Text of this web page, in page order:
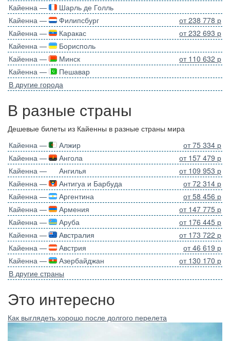
Кайенна —
Шарль де Голль
Кайенна —
Филипсбург
от 238 778 р
Кайенна —
Каракас
от 232 693 р
Кайенна —
Борисполь
Кайенна —
Минск
от 110 632 р
Кайенна —
Пешавар
В другие города
В разные страны
Дешевые билеты из Кайенны в разные страны мира
Кайенна —
Алжир
от 75 334 р
Кайенна —
Ангола
от 157 479 р
Кайенна —
Ангилья
от 109 953 р
Кайенна —
Антигуа и Барбуда
от 72 314 р
Кайенна —
Аргентина
от 58 456 р
Кайенна —
Армения
от 147 775 р
Кайенна —
Аруба
от 176 445 р
Кайенна —
Австралия
от 173 722 р
Кайенна —
Австрия
от 46 619 р
Кайенна —
Азербайджан
от 130 170 р
В другие страны
Это интересно
Как выглядеть хорошо после долгого перелета